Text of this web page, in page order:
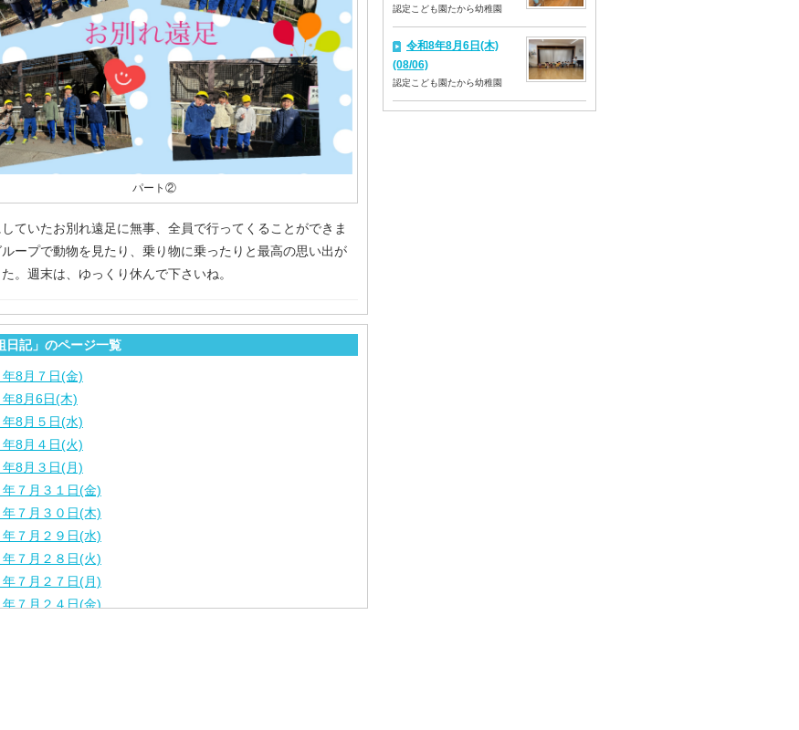
パート②
ていたお別れ遠足に無事、全員で行ってくることができま
ループで動物を見たり、乗り物に乗ったりと最高の思い出が
。週末は、ゆっくり休んで下さいね。
日記」のページ一覧
8月７日(金)
8月6日(木)
8月５日(水)
8月４日(火)
8月３日(月)
７月３１日(金)
７月３０日(木)
７月２９日(水)
７月２８日(火)
７月２７日(月)
７月２４日(金)
認定こども園たから幼稚園
令和8年8月6日(木)
(08/06)
認定こども園たから幼稚園